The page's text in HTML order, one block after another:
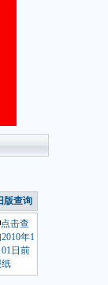
版查询
点击查
年1
01日前